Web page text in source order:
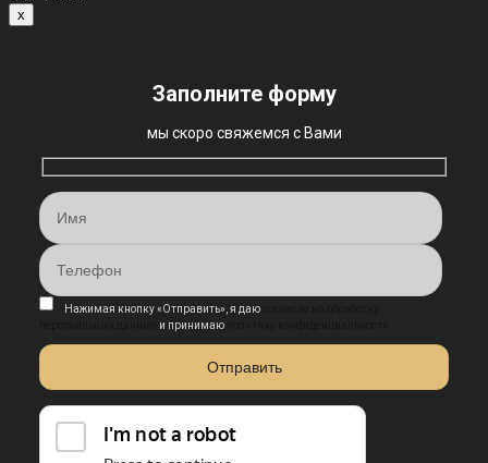
x
Заполните форму
мы скоро свяжемся с Вами
Нажимая кнопку «Отправить», я даю
и принимаю